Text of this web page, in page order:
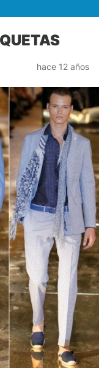
hace 12 años